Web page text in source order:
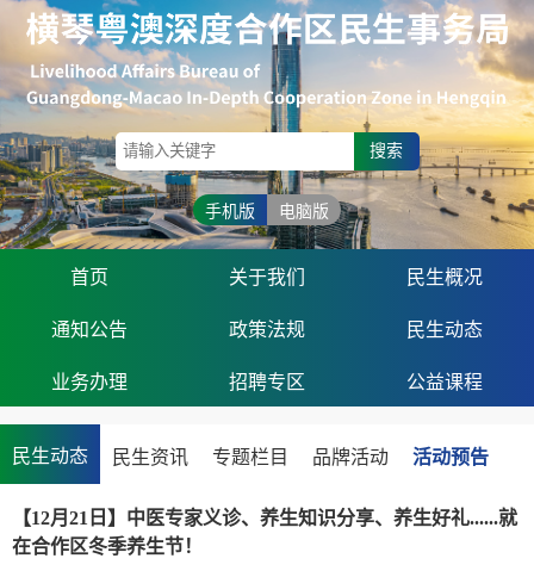
搜索
手机版 电脑版
首页 关于我们 民生概况
通知公告 政策法规 民生动态
业务办理 招聘专区 公益课程
民生动态 民生资讯 专题栏目 品牌活动 活动预告
【12月21日】中医专家义诊、养生知识分享、养生好礼......就
在合作区冬季养生节！